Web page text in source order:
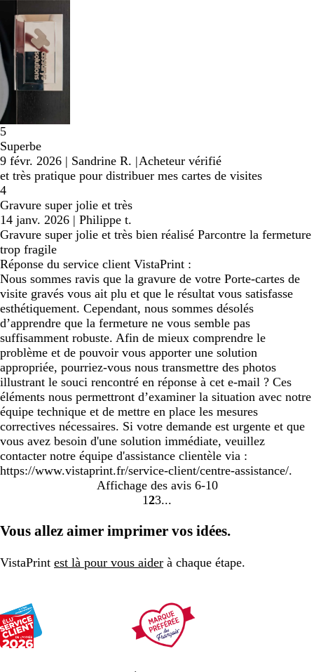
5
Superbe
9 févr. 2026 | Sandrine R. |Acheteur vérifié
et très pratique pour distribuer mes cartes de visites
4
Gravure super jolie et très
14 janv. 2026 | Philippe t.
Gravure super jolie et très bien réalisé Parcontre la fermeture
trop fragile
Réponse du service client VistaPrint :
Nous sommes ravis que la gravure de votre Porte-cartes de
visite gravés vous ait plu et que le résultat vous satisfasse
esthétiquement. Cependant, nous sommes désolés
d’apprendre que la fermeture ne vous semble pas
suffisamment robuste. Afin de mieux comprendre le
problème et de pouvoir vous apporter une solution
appropriée, pourriez-vous nous transmettre des photos
illustrant le souci rencontré en réponse à cet e-mail ? Ces
éléments nous permettront d’examiner la situation avec notre
équipe technique et de mettre en place les mesures
correctives nécessaires. Si votre demande est urgente et que
vous avez besoin d'une solution immédiate, veuillez
contacter notre équipe d'assistance clientèle via :
https://www.vistaprint.fr/service-client/centre-assistance/.
Affichage des avis 6-10
Accéder
la
1 Accéder
la
2Accéder
la
3
Vous allez aimer imprimer vos idées.
VistaPrint est là pour vous aider à chaque étape.